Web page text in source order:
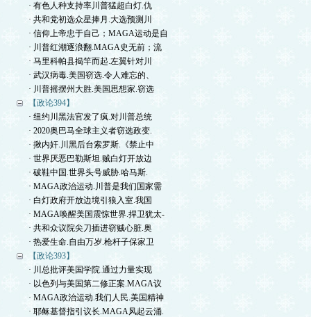
· 有色人种支持率川普猛超白灯.仇
· 共和党初选众星捧月.大选预测川
· 信仰上帝忠于自己；MAGA运动是自
· 川普红潮逐浪翻.MAGA史无前；流
· 马里科帕县揭竿而起.左翼针对川
· 武汉病毒.美国窃选.令人难忘的、
· 川普摇摆州大胜.美国思想家.窃选
【政论394】
· 纽约川黑法官发了疯.对川普总统
· 2020奥巴马全球主义者窃选政变.
· 揪内奸.川黑后台索罗斯.《禁止中
· 世界厌恶巴勒斯坦.贼白灯开放边
· 破鞋中国.世界头号威胁.哈马斯.
· MAGA政治运动.川普是我们国家需
· 白灯政府开放边境引狼入室.我国
· MAGA唤醒美国震惊世界.捍卫犹太-
· 共和众议院尖刀插进窃贼心脏.奥
· 热爱生命.自由万岁.枪杆子保家卫
【政论393】
· 川总批评美国学院.通过力量实现
· 以色列与美国第二修正案.MAGA议
· MAGA政治运动.我们人民.美国精神
· 耶稣基督指引议长.MAGA风起云涌.